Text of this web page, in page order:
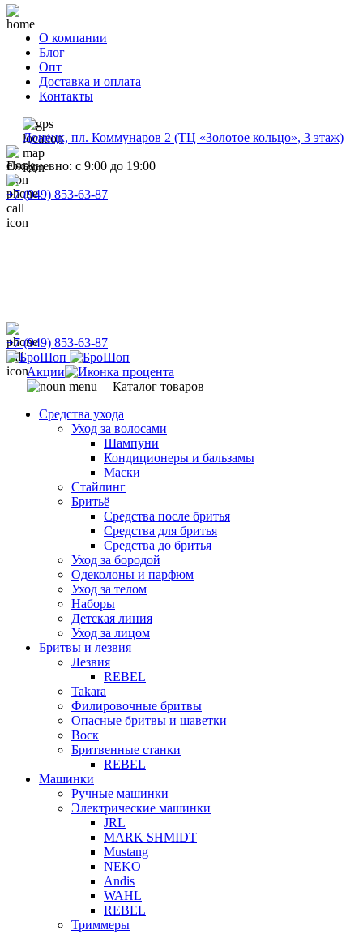
О компании
Блог
Опт
Доставка и оплата
Контакты
Донецк, пл. Коммунаров 2 (ТЦ «Золотое кольцо», 3 этаж)
Ежедневно: с 9:00 до 19:00
+7 (949) 853-63-87
+7 (949) 853-63-87
Акции
Каталог товаров
Средства ухода
Уход за волосами
Шампуни
Кондиционеры и бальзамы
Маски
Стайлинг
Бритьё
Средства после бритья
Средства для бритья
Средства до бритья
Уход за бородой
Одеколоны и парфюм
Уход за телом
Наборы
Детская линия
Уход за лицом
Бритвы и лезвия
Лезвия
REBEL
Takara
Филировочные бритвы
Опасные бритвы и шаветки
Воск
Бритвенные станки
REBEL
Машинки
Ручные машинки
Электрические машинки
JRL
MARK SHMIDT
Mustang
NEKO
Andis
WAHL
REBEL
Триммеры